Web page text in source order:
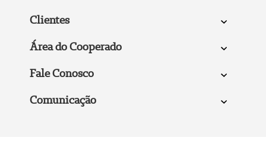
Clientes
Área do Cooperado
Fale Conosco
Comunicação